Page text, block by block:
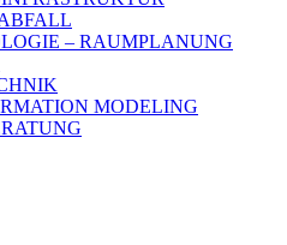
– RAUMPLANUNG
MODELING